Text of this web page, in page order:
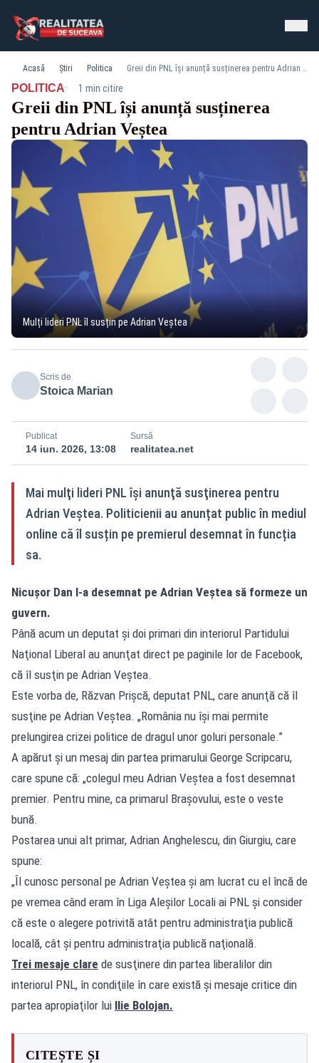
Acasă Știri Politica Greii din PNL își anunță susținerea pentru Adrian Veștea
POLITICA· 1 min citire
Greii din PNL își anunță susținerea
pentru Adrian Veștea
Mulți lideri PNL îl susțin pe Adrian Veștea
Scris de
Stoica Marian
Publicat
14 iun. 2026, 13:08
Sursă
realitatea.net
Mai mulţi lideri PNL îşi anunţă susţinerea pentru
Adrian Veştea. Politicienii au anunțat public în mediul
online că îl susțin pe premierul desemnat în funcția
sa.
Nicușor Dan l-a desemnat pe Adrian Veștea să formeze un
guvern.
Până acum un deputat şi doi primari din interiorul Partidului
Naţional Liberal au anunţat direct pe paginile lor de Facebook,
că îl susţin pe Adrian Veştea.
Este vorba de, Răzvan Prişcă, deputat PNL, care anunţă că îl
susţine pe Adrian Veştea. „România nu îşi mai permite
prelungirea crizei politice de dragul unor goluri personale.”
A apărut și un mesaj din partea primarului George Scripcaru,
care spune că: „colegul meu Adrian Veştea a fost desemnat
premier. Pentru mine, ca primarul Braşovului, este o veste
bună.
Postarea unui alt primar, Adrian Anghelescu, din Giurgiu, care
spune:
„Îl cunosc personal pe Adrian Veştea şi am lucrat cu el încă de
pe vremea când eram în Liga Aleşilor Locali ai PNL şi consider
că este o alegere potrivită atât pentru administraţia publică
locală, cât şi pentru administraţia publică naţională.
Trei mesaje clare de susţinere din partea liberalilor din
interiorul PNL, în condiţiile în care există și mesaje critice din
partea apropiaţilor lui Ilie Bolojan.
CITEȘTE ȘI